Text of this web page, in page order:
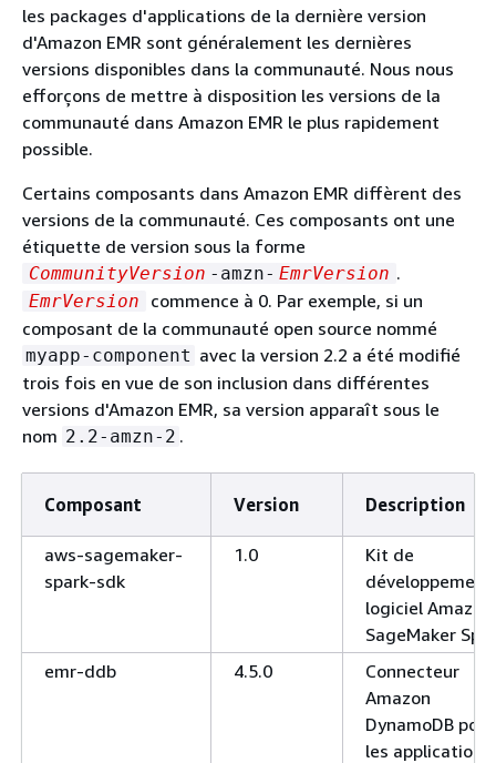
les packages d'applications de la dernière version
d'Amazon EMR sont généralement les dernières
versions disponibles dans la communauté. Nous nous
efforçons de mettre à disposition les versions de la
communauté dans Amazon EMR le plus rapidement
possible.
Certains composants dans Amazon EMR diffèrent des
versions de la communauté. Ces composants ont une
étiquette de version sous la forme
CommunityVersion -amzn- EmrVersion .
EmrVersion
commence à 0. Par exemple, si un
composant de la communauté open source nommé
myapp-component avec la version 2.2 a été modifié
trois fois en vue de son inclusion dans différentes
versions d'Amazon EMR, sa version apparaît sous le
nom 2.2-amzn-2 .
Composant Version Description
aws-sagemaker-
spark-sdk
1.0
Kit de
développement
logiciel Amazon
SageMaker
emr-ddb
4.5.0
Connecteur
Amazon
DynamoDB pour
les applications